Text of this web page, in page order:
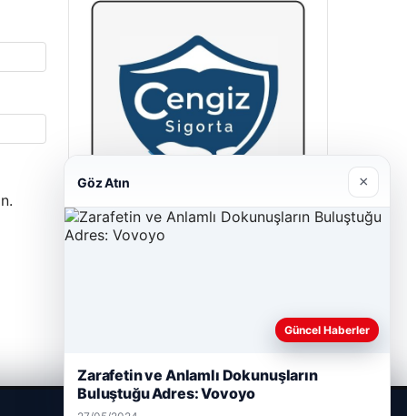
Cengiz Sigorta
Göz Atın ×
Güncel Haberler
Zarafetin ve Anlamlı Dokunuşların
Buluştuğu Adres: Vovoyo